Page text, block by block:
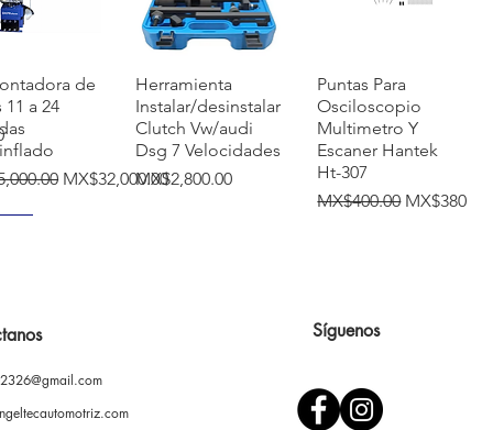
速瀏覽
de
11 a 24
格
促銷價格
MX$32,000.00
快速瀏覽
Herramienta
Instalar/desinstalar
Clutch Vw/audi
Dsg 7 Velocidades
價格
MX$2,800.00
快速瀏覽
Puntas Para
Osciloscopio
Multimetro Y
Escaner Hantek
Ht-307
一般價格
MX$400.00 促銷價格
MX$380.00
速瀏覽
Llantas
快速瀏覽
Soporte ajustable
para pintar
Síguenos